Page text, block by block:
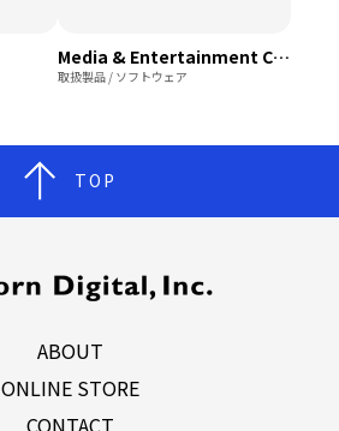
Media & Entertainment Collection
取扱製品 / ソフトウェア
TOP
ABOUT
ONLINE STORE
CONTACT